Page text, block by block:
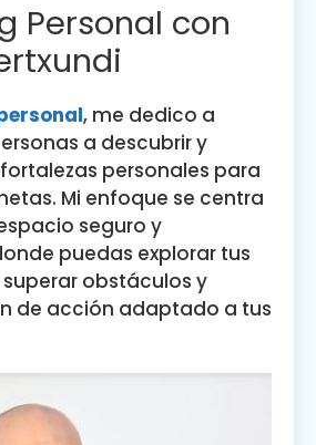
Personal con
, me dedico a
a descubrir y
personales para
Mi enfoque se centra
seguro y
puedas explorar tus
obstáculos y
de acción adaptado a tus